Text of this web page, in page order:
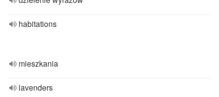
habitations
mieszkania
lavenders